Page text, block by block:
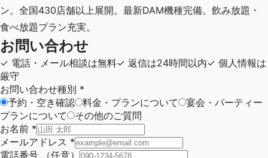
ン。全国430店舗以上展開。最新DAM機種完備。飲み放題・
食べ放題プラン充実。
お問い合わせ
✓ 電話・メール相談は無料✓ 返信は24時間以内✓ 個人情報は
厳守
お問い合わせ種別 *
予約・空き確認
料金・プランについて
宴会・パーティー
プランについて
その他のご質問
お名前 *
メールアドレス *
電話番号
（任意）